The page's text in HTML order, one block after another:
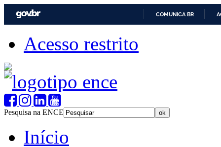
COMUNICA BR
Acesso restrito
Pesquisa na ENCE
Início